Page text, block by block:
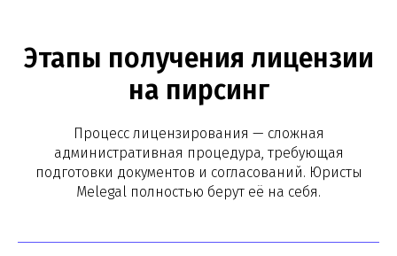
Этапы получения лицензии
на пирсинг
Процесс лицензирования — сложная
административная процедура, требующая
подготовки документов и согласований. Юристы
Melegal полностью берут её на себя.
Свяжитесь с нами по телефону или просто
оставьте заявку - мы вам перезвоним в ближайшее
время